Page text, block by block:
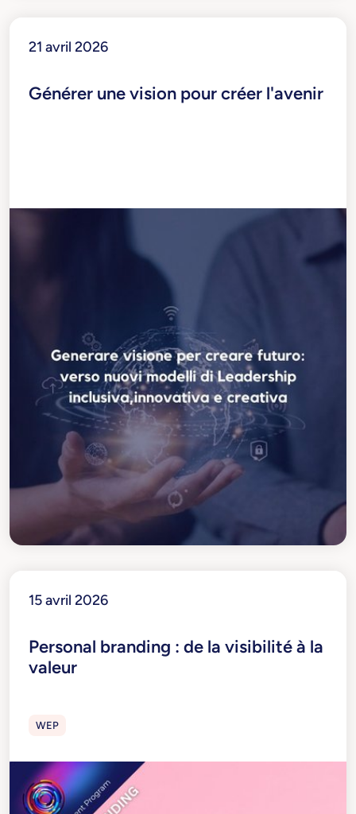
21 avril 2026
Générer une vision pour créer l'avenir
15 avril 2026
Personal branding : de la visibilité à la
valeur
WEP